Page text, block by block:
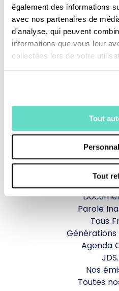
également des informations
avec nos partenaires de
d'analyse, qui peuvent
informations que vous leur
collectées lors de votre
Tout
Tout
Revoir la messe
TOUS NOS
La
Magazine Le
Parole
Tous
Générations
Agenda
Nos
Toutes